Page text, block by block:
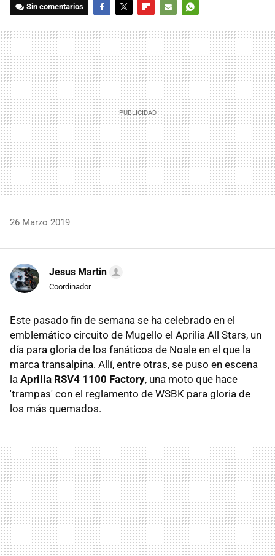
Sin comentarios
MAIL
26 Marzo 2019
Jesus Martin
Coordinador
Este pasado fin de semana se ha celebrado en el
emblemático circuito de Mugello el Aprilia All Stars, un
día para gloria de los fanáticos de Noale en el que la
marca transalpina. Allí, entre otras, se puso en escena
la Aprilia RSV4 1100 Factory, una moto que hace
'trampas' con el reglamento de WSBK para gloria de
los más quemados.